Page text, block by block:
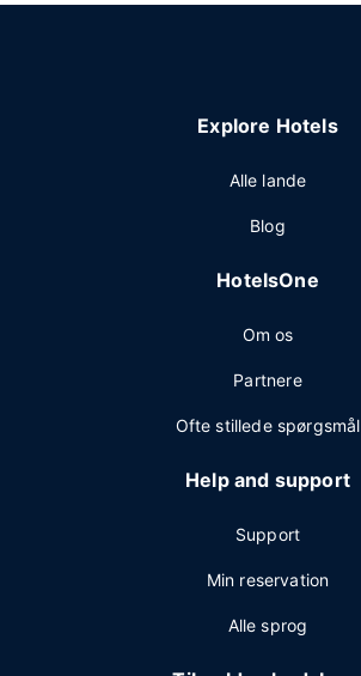
Explore Hotels
Alle lande
Blog
HotelsOne
Om os
Partnere
Ofte stillede spørgsmål
Help and support
Support
Min reservation
Alle sprog